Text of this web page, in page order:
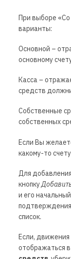
При выборе
варианты:
Основной –
основному
Касса –
средств
Собственные
собственных
Если Вы
какому-то
Для
кнопку
и его
список.
Если,
отображаться в